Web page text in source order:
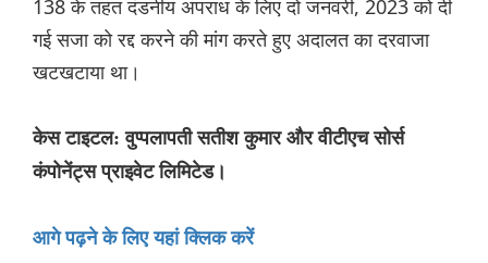
138 के तहत दंडनीय अपराध के लिए दो जनवरी, 2023 को दी
गई सजा को रद्द करने की मांग करते हुए अदालत का दरवाजा
खटखटाया था।
केस टाइटल: वुप्पलापती सतीश कुमार और वीटीएच सोर्स
कंपोनेंट्स प्राइवेट लिमिटेड।
आगे पढ़ने के लिए यहां क्लिक करें